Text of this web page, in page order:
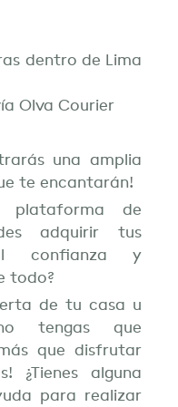
dentro de Lima
Olva Courier
una amplia
te encantarán!
plataforma de
adquirir tus
confianza y
todo?
de tu casa u
tengas que
que disfrutar
¿Tienes alguna
para realizar